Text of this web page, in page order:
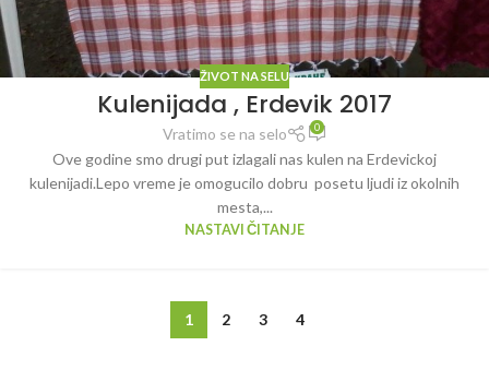
ŽIVOT NA SELU
Kulenijada , Erdevik 2017
Vratimo se na selo 0
Ove godine smo drugi put izlagali nas kulen na Erdevickoj
kulenijadi.Lepo vreme je omogucilo dobru posetu ljudi iz okolnih
mesta,...
NASTAVI ČITANJE
1 2 3 4